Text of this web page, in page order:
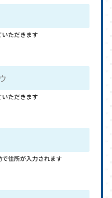
ただきます
ただきます
住所が入力されます